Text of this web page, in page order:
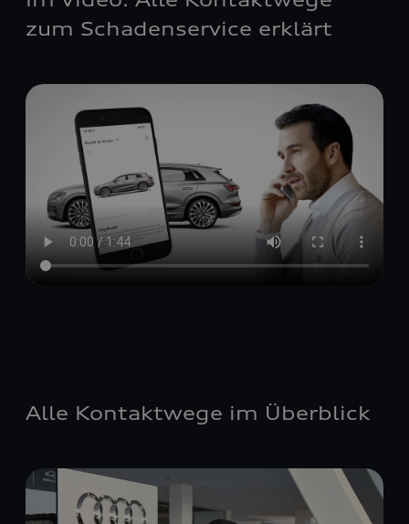
zum Schadenservice erklärt
Alle Kontaktwege im Überblick